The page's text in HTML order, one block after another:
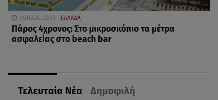
Τελευταία Νέα Δημοφιλή
09.08.26, 09:33 ΕΛΛΑΔΑ
Πάρος 4χρονος: Στο μικροσκόπιο τα μέτρα
ασφαλείας στο beach bar